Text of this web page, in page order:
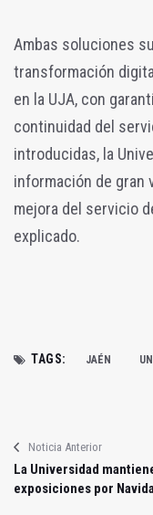
Ambas soluciones
transformación
en la UJA, con
continuidad del
introducidas, la
información de gran
mejora del servicio
explicado.
TAGS: JAÉN
Noticia Anterior
La Universidad
exposiciones por